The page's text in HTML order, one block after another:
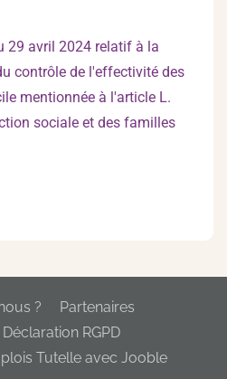
29 avril 2024 relatif à la
contrôle de l'effectivité des
mentionnée à l'article L.
sociale et des familles
?
Partenaires
Déclaration RGPD
Tutelle avec Jooble